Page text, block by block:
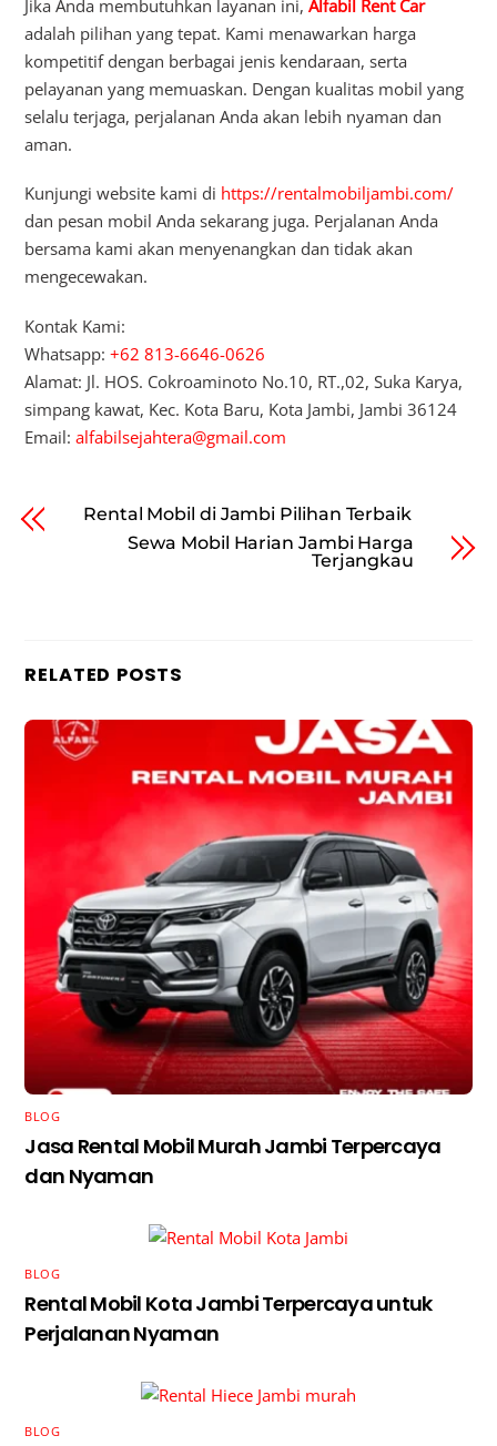
Jika Anda membutuhkan layanan ini,Alfabil Rent Car
adalah pilihan yang tepat. Kami menawarkan harga
kompetitif dengan berbagai jenis kendaraan, serta
pelayanan yang memuaskan. Dengan kualitas mobil yang
selalu terjaga, perjalanan Anda akan lebih nyaman dan
aman.
Kunjungi website kami di https://rentalmobiljambi.com/
dan pesan mobil Anda sekarang juga. Perjalanan Anda
bersama kami akan menyenangkan dan tidak akan
mengecewakan.
Kontak Kami:
Whatsapp:+62 813-6646-0626
Alamat: Jl. HOS. Cokroaminoto No.10, RT.,02, Suka Karya,
simpang kawat, Kec. Kota Baru, Kota Jambi, Jambi 36124
Email:alfabilsejahtera@gmail.com
Rental Mobil di Jambi Pilihan Terbaik
Sewa Mobil Harian Jambi Harga
Terjangkau
RELATED POSTS
BLOG
Jasa Rental Mobil Murah Jambi Terpercaya
dan Nyaman
BLOG
Rental Mobil Kota Jambi Terpercaya untuk
Perjalanan Nyaman
BLOG